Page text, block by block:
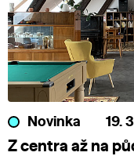
Novinka 19.
Z centra až na